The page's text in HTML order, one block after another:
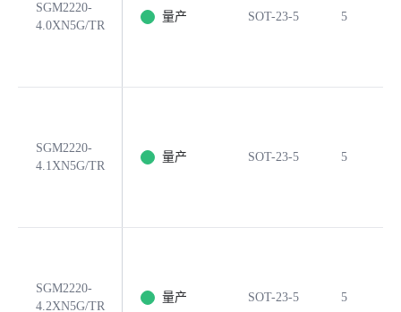
SGM2220-
4.0XN5G/TR
量产 SOT-23-5 5
SGM2220-
4.1XN5G/TR
量产 SOT-23-5 5
SGM2220-
4.2XN5G/TR
量产 SOT-23-5 5